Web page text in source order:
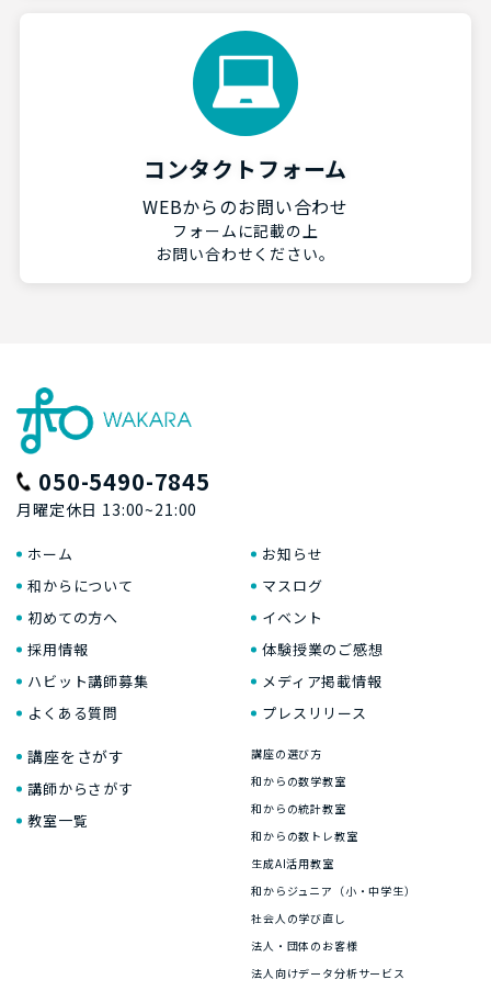
コンタクトフォーム
WEBからのお問い合わせ
フォームに記載の上
お問い合わせください。
050-5490-7845
月曜定休日 13:00~21:00
ホーム
和からについて
初めての方へ
採用情報
ハビット講師募集
よくある質問
お知らせ
マスログ
イベント
体験授業のご感想
メディア掲載情報
プレスリリース
講座をさがす
講師からさがす
教室一覧
講座の選び方
和からの数学教室
和からの統計教室
和からの数トレ教室
生成AI活用教室
和からジュニア（小・中学生）
社会人の学び直し
法人・団体のお客様
法人向けデータ分析サービス